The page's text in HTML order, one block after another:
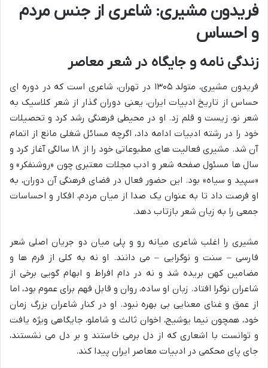
فریدون مشیری: شاعری از جنس مردم
و احساس
زندگی نامه و جایگاه در شعر معاصر
فریدون مشیری، متولد ۱۳۰۵ در تهران، شاعری است که در دوره ای
حساس از تاریخ ادبیات ایران، یعنی دوران گذار از شعر کلاسیک به
شعر نو، زیست و قلم زد. او در محیطی فرهنگی رشد کرد و تحصیلات
خود را در رشته ادبیات ادامه داد، اگرچه مسائل شغلی مانع از اتمام
آن شد. مشیری فعالیت های مطبوعاتی خود را از ۱۸ سالگی آغاز کرد و
سال ها مسئول صفحه شعر و ادب مجلات معتبری چون «روشنفکر» و
«سپید و سیاه» بود. این حضور فعال در فضای فرهنگی آن دوران، به
او فرصت داد تا به عنوان یک صدا از میان مردم، افکار و احساسات
جمعی را به زبان شعر بازتاب دهد.
مشیری را اغلب شاعری میانه رو و پلی میان دو جریان اصلی شعر
فارسی – سنت و نوگرایی – می دانند. او نه به کلی از فرم ها و
مضامین کهن بریده شد و نه در دام افراط و ابهام گویی برخی از
شاعران نوگرا افتاد. زبان او ساده، روان و قابل فهم برای عموم بود، اما
از عمق و غنای معنایی بی بهره نبود. او در کنار شاعران بزرگ زمان
خود، همچون نیما یوشیج، اخوان ثالث و شاملو، جایگاهی ویژه یافت
و توانست با اشعاری که از دل برمی خاستند و بر دل می نشستند،
جای پای محکمی در ادبیات معاصر ایران پیدا کند.